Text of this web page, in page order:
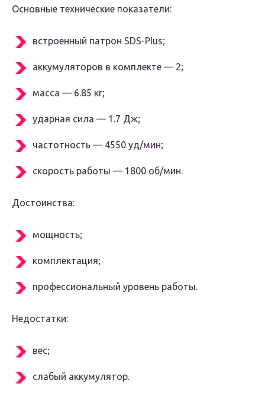
Основные технические показатели:
встроенный патрон SDS-Plus;
аккумуляторов в комплекте — 2;
масса — 6.85 кг;
ударная сила — 1.7 Дж;
частотность — 4550 уд/мин;
скорость работы — 1800 об/мин.
Достоинства:
мощность;
комплектация;
профессиональный уровень работы.
Недостатки:
вес;
слабый аккумулятор.